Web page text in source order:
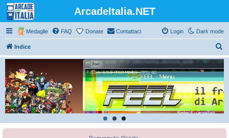
ArcadeItalia.NET
Dark mode
Medaglie FAQ Donate Contattaci Login
Indice
e
r
c
a